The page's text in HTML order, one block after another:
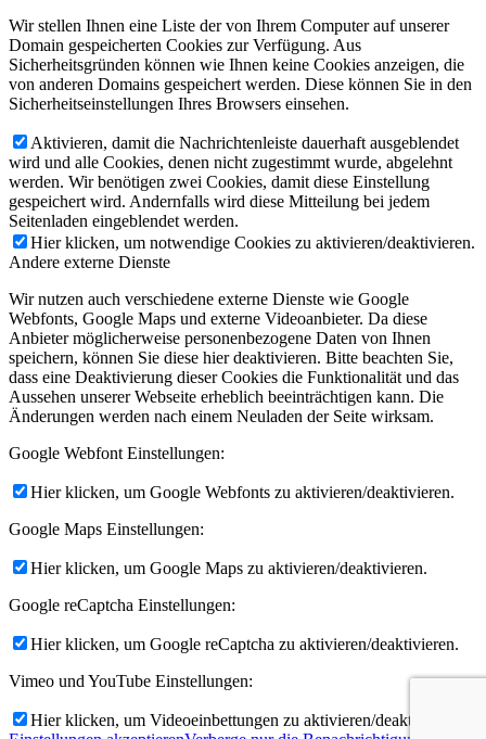
Wir stellen Ihnen eine Liste der von Ihrem Computer auf unserer
Domain gespeicherten Cookies zur Verfügung. Aus
Sicherheitsgründen können wie Ihnen keine Cookies anzeigen, die
von anderen Domains gespeichert werden. Diese können Sie in den
Sicherheitseinstellungen Ihres Browsers einsehen.
Aktivieren, damit die Nachrichtenleiste dauerhaft ausgeblendet
wird und alle Cookies, denen nicht zugestimmt wurde, abgelehnt
werden. Wir benötigen zwei Cookies, damit diese Einstellung
gespeichert wird. Andernfalls wird diese Mitteilung bei jedem
Seitenladen eingeblendet werden.
Hier klicken, um notwendige Cookies zu aktivieren/deaktivieren.
Andere externe Dienste
Wir nutzen auch verschiedene externe Dienste wie Google
Webfonts, Google Maps und externe Videoanbieter. Da diese
Anbieter möglicherweise personenbezogene Daten von Ihnen
speichern, können Sie diese hier deaktivieren. Bitte beachten Sie,
dass eine Deaktivierung dieser Cookies die Funktionalität und das
Aussehen unserer Webseite erheblich beeinträchtigen kann. Die
Änderungen werden nach einem Neuladen der Seite wirksam.
Google Webfont Einstellungen:
Hier klicken, um Google Webfonts zu aktivieren/deaktivieren.
Google Maps Einstellungen:
Hier klicken, um Google Maps zu aktivieren/deaktivieren.
Google reCaptcha Einstellungen:
Hier klicken, um Google reCaptcha zu aktivieren/deaktivieren.
Vimeo und YouTube Einstellungen:
Hier klicken, um Videoeinbettungen zu aktivieren/deaktivieren.